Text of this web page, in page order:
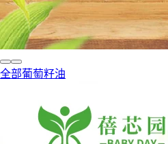
全部葡萄籽油